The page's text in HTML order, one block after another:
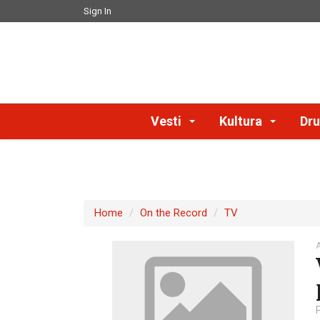
Sign In
Vesti Kultura
Home On the Record TV